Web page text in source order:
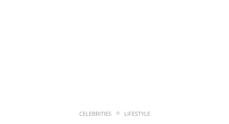
CELEBRITIES LIFESTYLE